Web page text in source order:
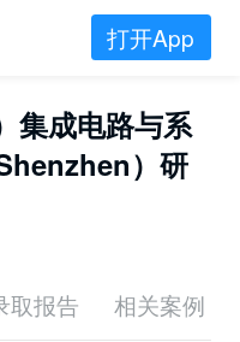
打开App
集成电路与系
）研
取报告 相关案例